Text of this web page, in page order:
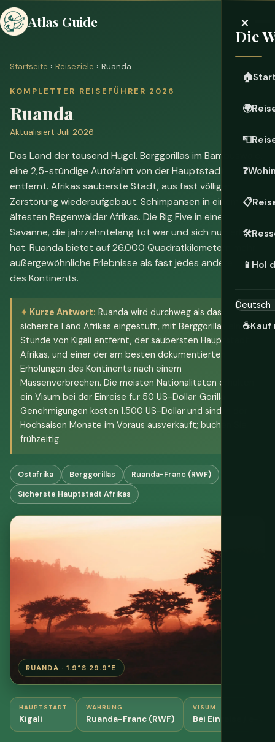
Atlas Guide ×
Die
🏠
🌍
📮
❓
📋
🛠️
📱 Hol
☕Kauf
Startseite › Reiseziele › Ruanda
KOMPLETTER REISEFÜHRER 2026
Ruanda
Aktualisiert Juli 2026
Das Land der tausend Hügel. Berggorillas im Bambuswald,
eine 2,5-stündige Autofahrt von der Hauptstadt
entfernt. Afrikas sauberste Stadt, aus fast völliger
Zerstörung wiederaufgebaut. Schimpansen in einem der
ältesten Regenwälder Afrikas. Die Big Five in einer
Savanne, die jahrzehntelang tot war und sich nun erholt
hat. Ruanda bietet auf 26.000 Quadratkilometern mehr
außergewöhnliche Erlebnisse als fast jedes andere Land
des Kontinents.
Kurze Antwort: Ruanda wird durchweg als das
sicherste Land Afrikas eingestuft, mit Berggorillas eine
Stunde von Kigali entfernt, der saubersten Hauptstadt
Afrikas, und einer der am besten dokumentierten
Erholungen des Kontinents nach einem
Massenverbrechen. Die meisten Nationalitäten erhalten
ein Visum bei der Einreise für 50 US-Dollar. Gorilla-
Genehmigungen kosten 1.500 US-Dollar und sind in der
Hochsaison Monate im Voraus ausverkauft; buchen Sie
frühzeitig.
Ostafrika Berggorillas
Ruanda-Franc (RWF)
Sicherste Hauptstadt Afrikas
RUANDA · 1.9°S 29.9°E
HAUPTSTADT
Kigali
WÄHRUNG
Ruanda-Franc (RWF)
VISUM
Bei Einreise / e-